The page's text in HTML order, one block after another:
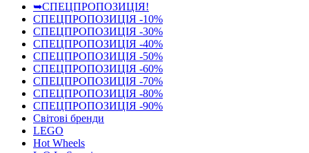
➥СПЕЦПРОПОЗИЦІЯ!
СПЕЦПРОПОЗИЦІЯ -10%
СПЕЦПРОПОЗИЦІЯ -30%
СПЕЦПРОПОЗИЦІЯ -40%
СПЕЦПРОПОЗИЦІЯ -50%
СПЕЦПРОПОЗИЦІЯ -60%
СПЕЦПРОПОЗИЦІЯ -70%
СПЕЦПРОПОЗИЦІЯ -80%
СПЕЦПРОПОЗИЦІЯ -90%
Світові бренди
LEGO
Hot Wheels